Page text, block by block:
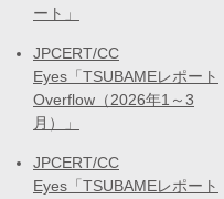
ート」
JPCERT/CC
Eyes「TSUBAMEレポート
Overflow（2026年1～3
月）」
JPCERT/CC
Eyes「TSUBAMEレポート